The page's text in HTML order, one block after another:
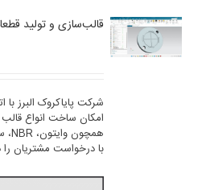
قالب‌سازی و تولید
شرکت پایاکروک البرز
امکان ساخت انواع
با درخواست مشتریان را